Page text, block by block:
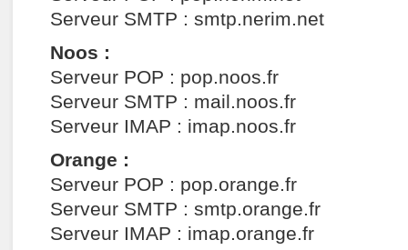
Serveur SMTP : smtp.nerim.net
Noos :
Serveur POP : pop.noos.fr
Serveur SMTP : mail.noos.fr
Serveur IMAP : imap.noos.fr
Orange :
Serveur POP : pop.orange.fr
Serveur SMTP : smtp.orange.fr
Serveur IMAP : imap.orange.fr